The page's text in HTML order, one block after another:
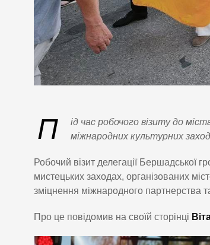
П
ід час робочого візиту до
міжнародних культурних
Робочий візит делегації Бершадської
мистецьких заходах, організованих
зміцнення міжнародного партнерства
Про це повідомив на своїй сторінці